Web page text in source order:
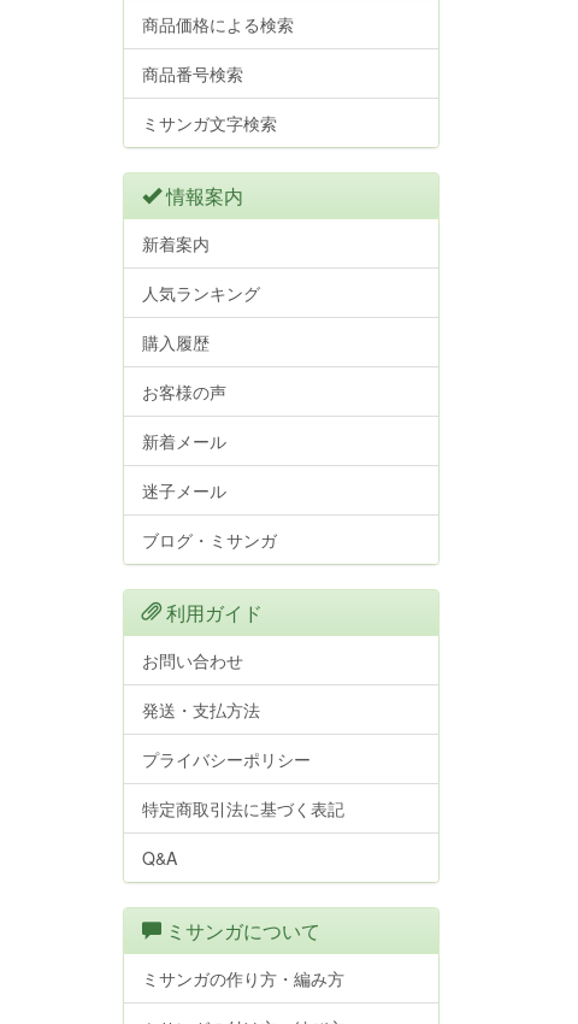
商品価格による検索
商品番号検索
ミサンガ文字検索
情報案内
新着案内
人気ランキング
購入履歴
お客様の声
新着メール
迷子メール
ブログ・ミサンガ
利用ガイド
お問い合わせ
発送・支払方法
プライバシーポリシー
特定商取引法に基づく表記
Q&A
ミサンガについて
ミサンガの作り方・編み方